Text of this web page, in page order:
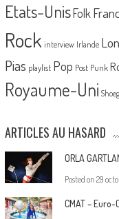
Etats-UnisFolk
Rock interview Irlande
Pias playlist Pop Post Punk
Royaume-Uni
ARTICLES AU HASARD
ORLA
Posted on 29
CMAT –